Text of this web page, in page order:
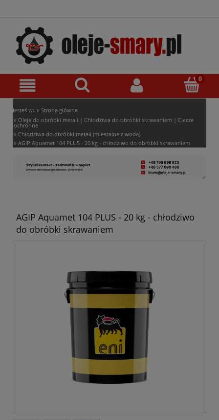
Jesteś w: » Strona główna
» Oleje do obróbki metali | Chłodziwa do obróbki skrawaniem | Ciecze
ochronne
» Chłodziwa do obróbki metali (mieszalne z wodą)
» AGIP Aquamet 104 PLUS - 20 kg - chłodziwo do obróbki skrawaniem
AGIP Aquamet 104 PLUS - 20 kg - chłodziwo
do obróbki skrawaniem